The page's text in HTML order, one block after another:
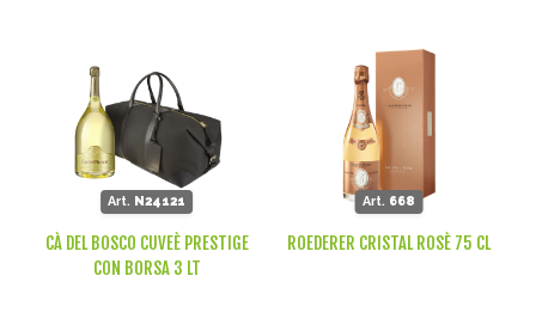
Art. N24121
CÀ DEL BOSCO CUVEÈ PRESTIGE
CON BORSA 3 LT
Art. 668
ROEDERER CRISTAL ROSÈ 75 CL